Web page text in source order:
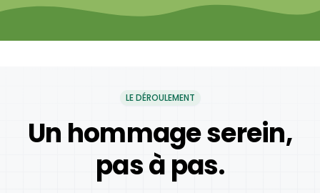
LE DÉROULEMENT
Un hommage serein,
pas à pas.